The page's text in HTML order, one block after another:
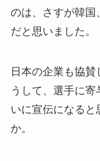
のは、さすが韓国
だと思いました。
日本の企業も協賛
うして、選手に
いに宣伝になると
か。